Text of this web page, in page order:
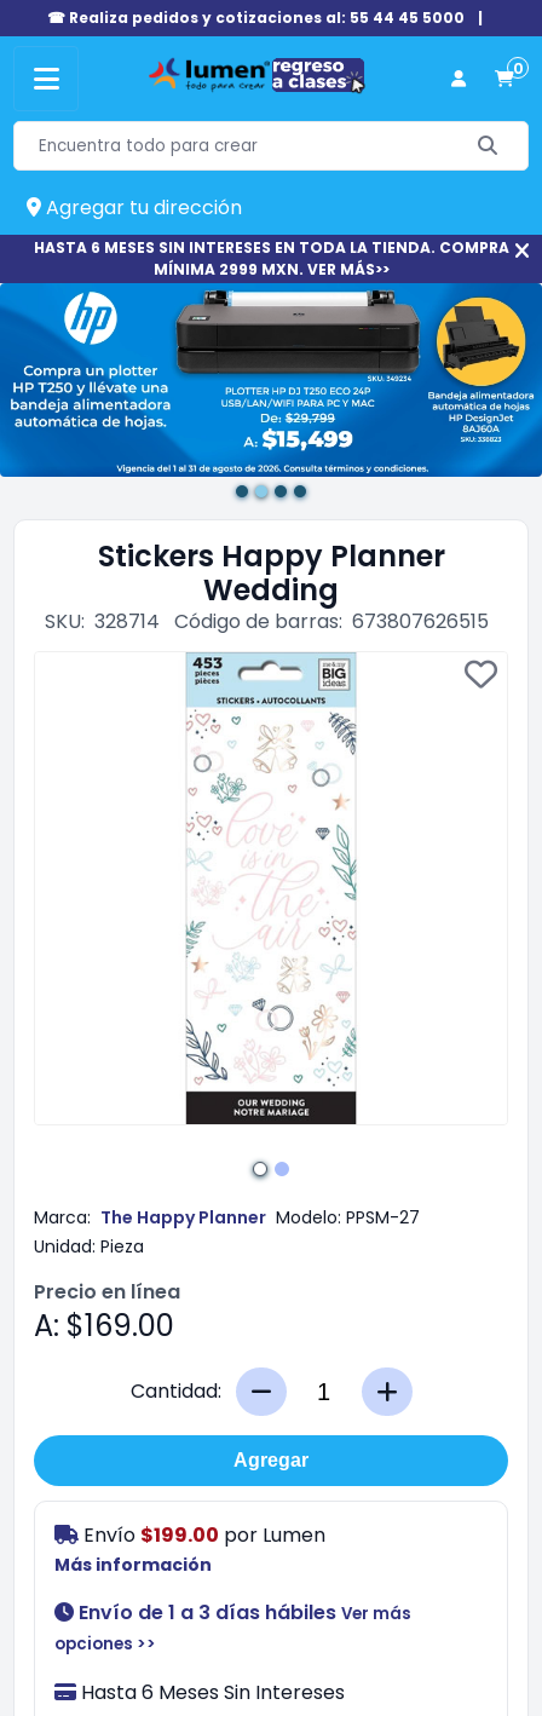
☎ Realiza pedidos y cotizaciones al: 55 44 45 5000 |
0
Agregar tu dirección
HASTA 6 MESES SIN INTERESES EN TODA LA TIENDA. COMPRA
MÍNIMA 2999 MXN. VER MÁS>>
Stickers Happy Planner
Wedding
SKU: 328714 Código de barras: 673807626515
Marca: The Happy Planner Modelo: PPSM-27
Unidad: Pieza
Precio en línea
A: $169.00
Cantidad:
Agregar
Envío $199.00 por Lumen
Más información
Envío de 1 a 3 días hábiles Ver más
opciones >>
Hasta 6 Meses Sin Intereses